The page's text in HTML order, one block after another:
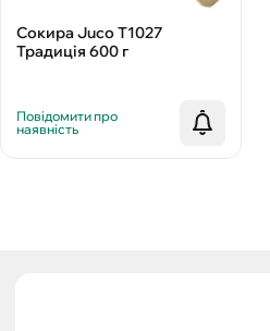
Сокира Juco Т1027
Традиція 600 г
Повідомити про
наявність